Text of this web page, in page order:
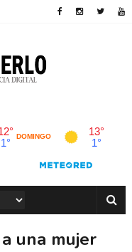
una mujer